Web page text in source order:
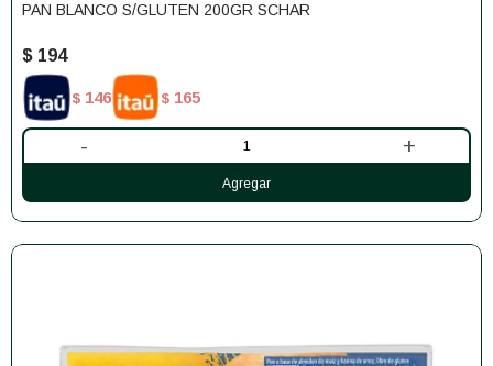
PAN BLANCO S/GLUTEN 200GR SCHAR
$ 194
$ 146 $ 165
- +